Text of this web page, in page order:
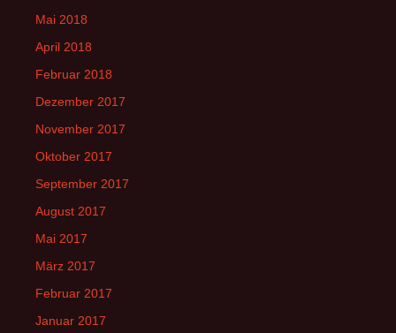
Mai 2018
April 2018
Februar 2018
Dezember 2017
November 2017
Oktober 2017
September 2017
August 2017
Mai 2017
März 2017
Februar 2017
Januar 2017